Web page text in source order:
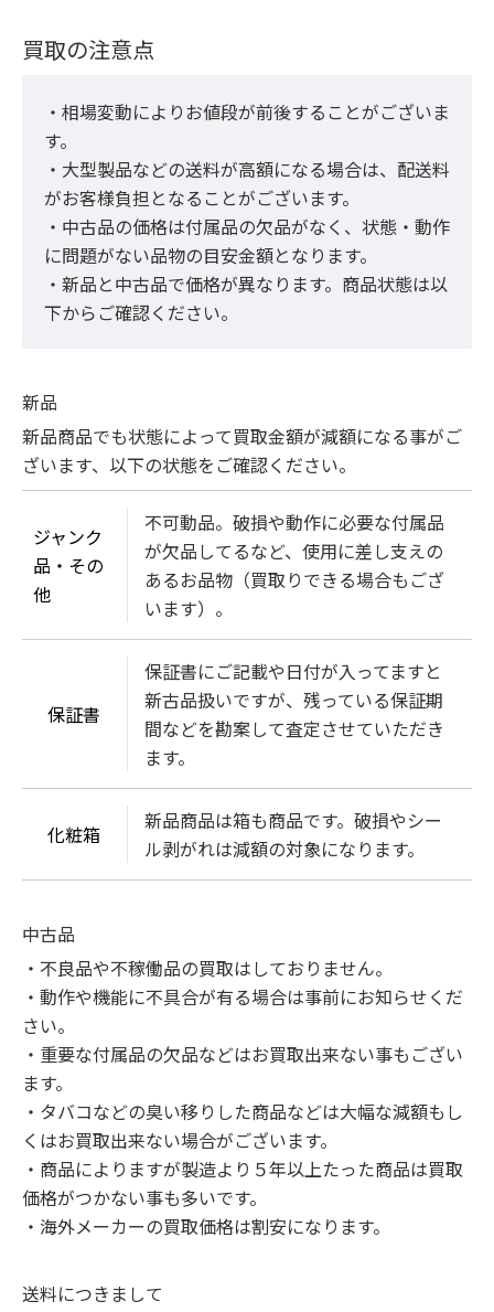
買取の注意点
・相場変動によりお値段が前後することがございま
す。
・大型製品などの送料が高額になる場合は、配送料
がお客様負担となることがございます。
・中古品の価格は付属品の欠品がなく、状態・動作
に問題がない品物の目安金額となります。
・新品と中古品で価格が異なります。商品状態は以
下からご確認ください。
新品
新品商品でも状態によって買取金額が減額になる事がご
ざいます、以下の状態をご確認ください。
ジャンク
品・その
他
不可動品。破損や動作に必要な付属品
が欠品してるなど、使用に差し支えの
あるお品物（買取りできる場合もござ
います）。
保証書
保証書にご記載や日付が入ってますと
新古品扱いですが、残っている保証期
間などを勘案して査定させていただき
ます。
化粧箱
新品商品は箱も商品です。破損やシー
ル剥がれは減額の対象になります。
中古品
・不良品や不稼働品の買取はしておりません。
・動作や機能に不具合が有る場合は事前にお知らせくだ
さい。
・重要な付属品の欠品などはお買取出来ない事もござい
ます。
・タバコなどの臭い移りした商品などは大幅な減額もし
くはお買取出来ない場合がございます。
・商品によりますが製造より５年以上たった商品は買取
価格がつかない事も多いです。
・海外メーカーの買取価格は割安になります。
送料につきまして